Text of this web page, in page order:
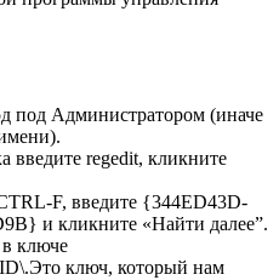
под Администратором (иначе
введите regedit, кликните
F, введите {344ED43D-
и кликните «Найти далее”.
ключе
ключ, который нам